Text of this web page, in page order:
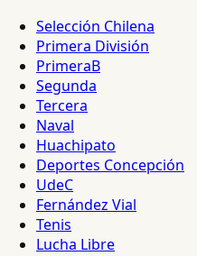
Selección Chilena
Primera División
PrimeraB
Segunda
Tercera
Naval
Huachipato
Deportes Concepción
UdeC
Fernández Vial
Tenis
Lucha Libre